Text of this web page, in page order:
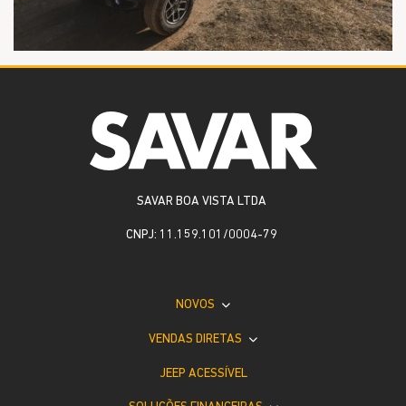
SAVAR BOA VISTA LTDA
CNPJ: 11.159.101/0004-79
NOVOS
VENDAS DIRETAS
JEEP ACESSÍVEL